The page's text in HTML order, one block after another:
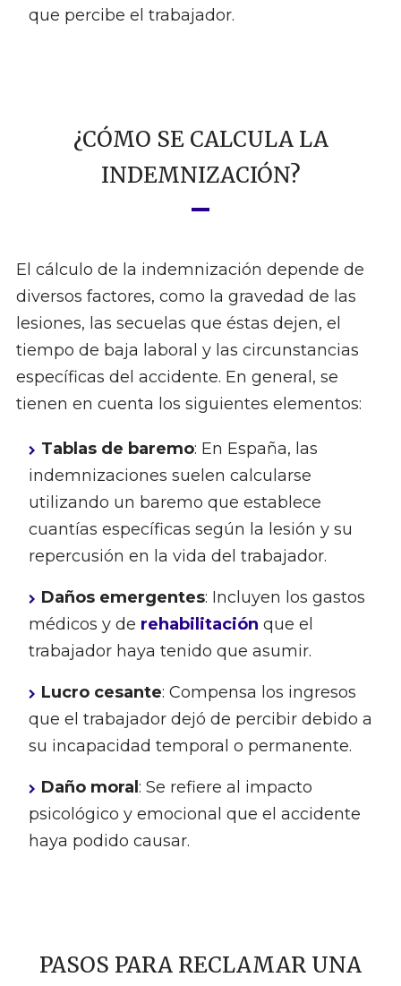
que percibe el trabajador.
¿CÓMO SE CALCULA LA
INDEMNIZACIÓN?
El cálculo de la indemnización depende de
diversos factores, como la gravedad de las
lesiones, las secuelas que éstas dejen, el
tiempo de baja laboral y las circunstancias
específicas del accidente. En general, se
tienen en cuenta los siguientes elementos:
Tablas de baremo: En España, las
indemnizaciones suelen calcularse
utilizando un baremo que establece
cuantías específicas según la lesión y su
repercusión en la vida del trabajador.
Daños emergentes: Incluyen los gastos
médicos y de rehabilitación que el
trabajador haya tenido que asumir.
Lucro cesante: Compensa los ingresos
que el trabajador dejó de percibir debido a
su incapacidad temporal o permanente.
Daño moral : Se refiere al impacto
psicológico y emocional que el accidente
haya podido causar.
PASOS PARA RECLAMAR UNA